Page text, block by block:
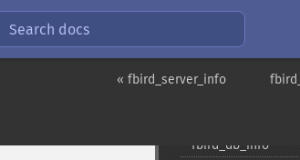
Search docs
« fbird_server_info
fbird_​blob_​info
fbird_​close
fbird_​commit
fbird_​db_​info